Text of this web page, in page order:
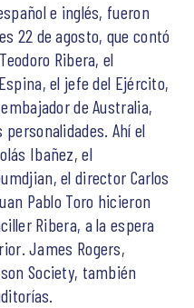
e inglés, fueron
22 de agosto, que contó
Ribera, el
el jefe del Ejército,
de Australia,
Ahí el
Ibañez, el
el director Carlos
Pablo Toro hicieron
Ribera, a la espera
James Rogers,
Society, también